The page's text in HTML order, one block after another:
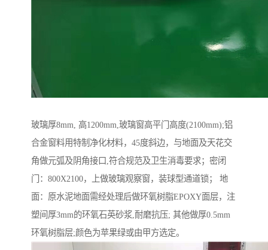
玻璃厚8mm, 高1200mm,玻璃窗高平门高度(2100mm);铝
合金窗料用特制净化材料，45度斜边，与地面及天花交
角做元弧及阴角接口,符合规范及卫生消毒要求；密闭
门：800X2100，上做玻璃观察窗，装球型通道锁； 地
面：原水泥地面需经处理后做环氧树脂EPOXY面层，注
塑间厚3mm的环氧石英砂浆,耐磨抗压; 其他做厚0.5mm
环氧树脂层;颜色为苹果绿或由甲方选定。